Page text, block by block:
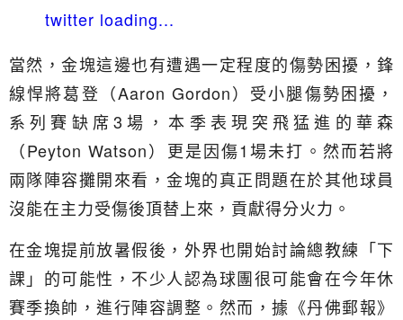
twitter loading...
當然，金塊這邊也有遭遇一定程度的傷勢困擾，鋒
線悍將葛登（Aaron Gordon）受小腿傷勢困擾，
系列賽缺席3場，本季表現突飛猛進的華森
（Peyton Watson）更是因傷1場未打。然而若將
兩隊陣容攤開來看，金塊的真正問題在於其他球員
沒能在主力受傷後頂替上來，貢獻得分火力。
在金塊提前放暑假後，外界也開始討論總教練「下
課」的可能性，不少人認為球團很可能會在今年休
賽季換帥，進行陣容調整。然而，據《丹佛郵報》